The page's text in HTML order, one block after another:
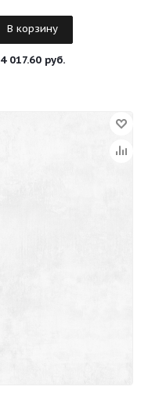
В корзину
4 017.60 руб.